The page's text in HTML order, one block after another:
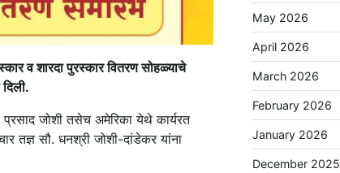
व शारदा पुरस्कार वितरण सोहळ्याचे
प्रसाद जोशी तसेच अमेरिका येथे कार्यरत
तज्ञ सौ. धनश्री जोशी-दांडेकर यांना
May 2026
April 2026
March 2026
February 2026
January 2026
December 2025